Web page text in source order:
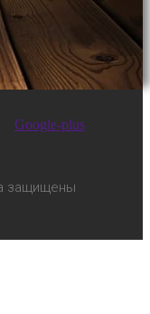
Google-plus
защищены